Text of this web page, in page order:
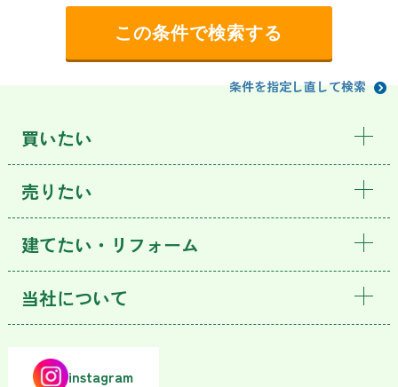
条件を指定し直して検索
買いたい
売りたい
建てたい・リフォーム
当社について
instagram